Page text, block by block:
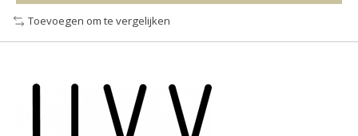
Toevoegen om te vergelijken